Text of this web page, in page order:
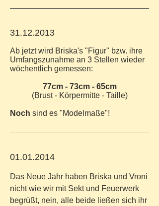
31.12.2013
Ab jetzt wird Briska's "Figur" bzw. ihre
Umfangszunahme an 3 Stellen wieder
wöchentlich gemessen:
77cm - 73cm - 65cm
(Brust - Körpermitte - Taille)
Noch sind es "Modelmaße"!
01.01.2014
Das Neue Jahr haben Briska und Vroni
nicht wie wir mit Sekt und Feuerwerk
begrüßt, nein, alle beide ließen sich ihr